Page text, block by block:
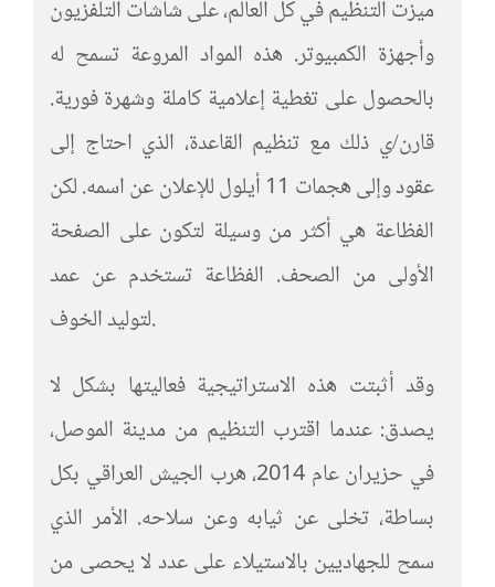
ميزت التنظيم في كل العالم، على شاشات التلفزيون
وأجهزة الكمبيوتر. هذه المواد المروعة تسمح له
بالحصول على تغطية إعلامية كاملة وشهرة فورية.
قارن/ي ذلك مع تنظيم القاعدة، الذي احتاج إلى
عقود وإلى هجمات 11 أيلول للإعلان عن اسمه. لكن
الفظاعة هي أكثر من وسيلة لتكون على الصفحة
الأولى من الصحف. الفظاعة تستخدم عن عمد
لتوليد الخوف.
وقد أثبتت هذه الاستراتيجية فعاليتها بشكل لا
يصدق: عندما اقترب التنظيم من مدينة الموصل،
في حزيران عام 2014، هرب الجيش العراقي بكل
بساطة، تخلى عن ثيابه وعن سلاحه. الأمر الذي
سمح للجهاديين بالاستيلاء على عدد لا يحصى من